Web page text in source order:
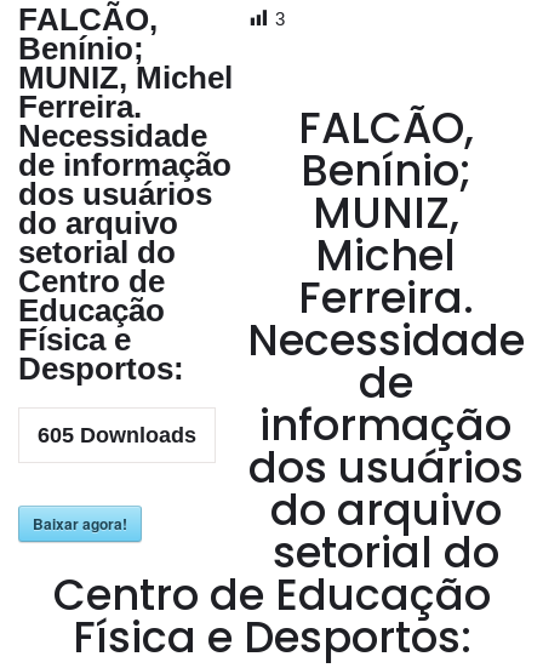
FALCÃO,
Benínio;
MUNIZ, Michel
Ferreira.
Necessidade
de informação
dos usuários
do arquivo
setorial do
Centro de
Educação
Física e
Desportos:
605 Downloads
Baixar agora!
3
FALCÃO,
Benínio;
MUNIZ,
Michel
Ferreira.
Necessidade
de
informação
dos usuários
do arquivo
setorial do
Centro de Educação
Física e Desportos: